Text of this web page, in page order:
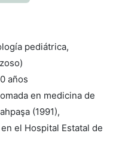
pediátrica,
años
en medicina de
(1991),
el Hospital Estatal de